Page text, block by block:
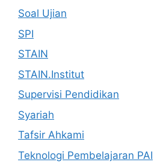
Soal Ujian
SPI
STAIN
STAIN.Institut
Supervisi Pendidikan
Syariah
Tafsir Ahkami
Teknologi Pembelajaran PAI